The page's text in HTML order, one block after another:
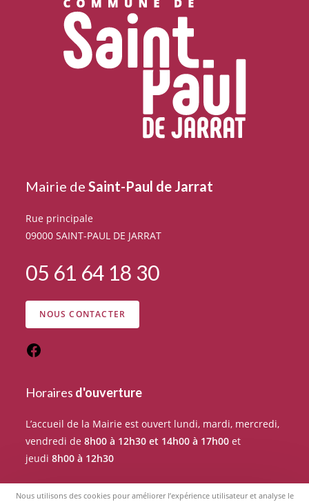
Mairie deSaint-Paul de Jarrat
Rue principale
09000 SAINT-PAUL DE JARRAT
05 61 64 18 30
NOUS CONTACTER
Horaires d'ouverture
L’accueil de la Mairie est ouvert lundi, mardi, mercredi,
vendredi de8h00 à 12h30 et 14h00 à 17h00 et
jeudi8h00 à 12h30
Nous utilisons des cookies pour améliorer l’expérience utilisateur et analyse le